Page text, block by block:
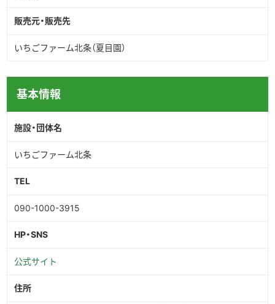
販売元・販売先
いちごファーム北条（夏目園）
基本情報
施設・団体名
いちごファーム北条
TEL
090-1000-3915
HP・SNS
公式サイト
住所